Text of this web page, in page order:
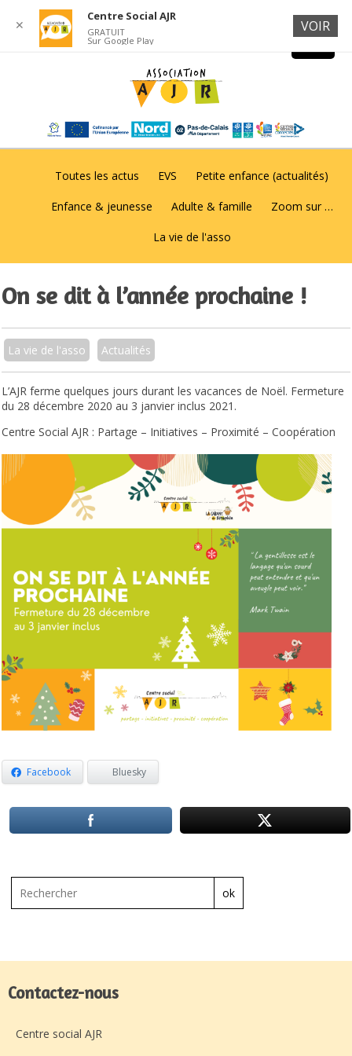
Toutes les actus EVS Petite enfance (actualités)
Enfance & jeunesse Adulte & famille Zoom sur …
La vie de l'asso
On se dit à l’année prochaine !
La vie de l'asso Actualités
L’AJR ferme quelques jours durant les vacances de Noël. Fermeture
du 28 décembre 2020 au 3 janvier inclus 2021.
Centre Social AJR : Partage – Initiatives – Proximité – Coopération
Facebook Bluesky
ok
Contactez-nous
Centre social AJR
✕
Centre Social AJR
GRATUIT
Sur Google Play
VOIR